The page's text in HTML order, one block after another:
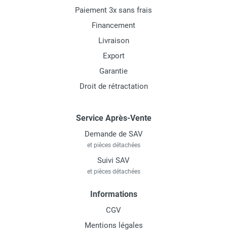
Paiement 3x sans frais
Financement
Livraison
Export
Garantie
Droit de rétractation
Service Après-Vente
Demande de SAV
et pièces détachées
Suivi SAV
et pièces détachées
Informations
CGV
Mentions légales